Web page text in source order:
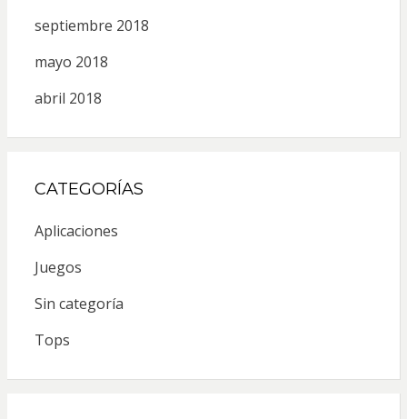
septiembre 2018
mayo 2018
abril 2018
CATEGORÍAS
Aplicaciones
Juegos
Sin categoría
Tops